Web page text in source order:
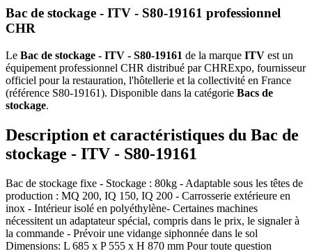
Bac de stockage - ITV - S80-19161 professionnel
CHR
Le Bac de stockage - ITV - S80-19161 de la marque ITV est un
équipement professionnel CHR distribué par CHRExpo, fournisseur
officiel pour la restauration, l'hôtellerie et la collectivité en France
(référence S80-19161). Disponible dans la catégorie Bacs de
stockage.
Description et caractéristiques du Bac de
stockage - ITV - S80-19161
Bac de stockage fixe - Stockage : 80kg - Adaptable sous les têtes de
production : MQ 200, IQ 150, IQ 200 - Carrosserie extérieure en
inox - Intérieur isolé en polyéthylène- Certaines machines
nécessitent un adaptateur spécial, compris dans le prix, le signaler à
la commande - Prévoir une vidange siphonnée dans le sol
Dimensions: L 685 x P 555 x H 870 mm Pour toute question